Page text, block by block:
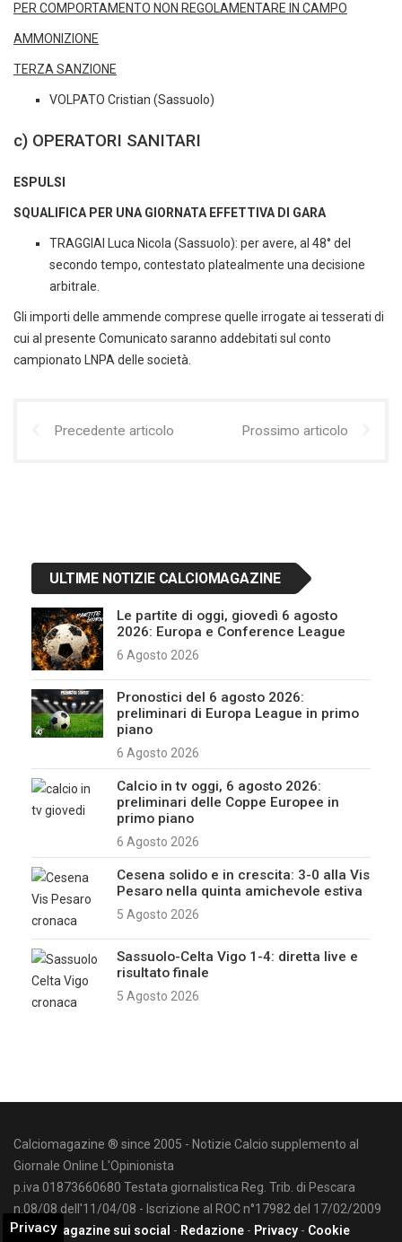
PER COMPORTAMENTO NON REGOLAMENTARE IN CAMPO
AMMONIZIONE
TERZA SANZIONE
VOLPATO Cristian (Sassuolo)
c) OPERATORI SANITARI
ESPULSI
SQUALIFICA PER UNA GIORNATA EFFETTIVA DI GARA
TRAGGIAI Luca Nicola (Sassuolo): per avere, al 48° del
secondo tempo, contestato platealmente una decisione
arbitrale.
Gli importi delle ammende comprese quelle irrogate ai tesserati di
cui al presente Comunicato saranno addebitati sul conto
campionato LNPA delle società.
Precedente articolo Prossimo articolo
ULTIME NOTIZIE CALCIOMAGAZINE
Le partite di oggi, giovedì 6 agosto
2026: Europa e Conference League
6 Agosto 2026
Pronostici del 6 agosto 2026:
preliminari di Europa League in primo
piano
6 Agosto 2026
Calcio in tv oggi, 6 agosto 2026:
preliminari delle Coppe Europee in
primo piano
6 Agosto 2026
Cesena solido e in crescita: 3-0 alla Vis
Pesaro nella quinta amichevole estiva
5 Agosto 2026
Sassuolo-Celta Vigo 1-4: diretta live e
risultato finale
5 Agosto 2026
Calciomagazine ® since 2005 - Notizie Calcio supplemento al
Giornale Online L'Opinionista
p.iva 01873660680 Testata giornalistica Reg. Trib. di Pescara
n.08/08 dell'11/04/08 - Iscrizione al ROC n°17982 del 17/02/2009
Calciomagazine sui social - Redazione - Privacy - Cookie
Privacy